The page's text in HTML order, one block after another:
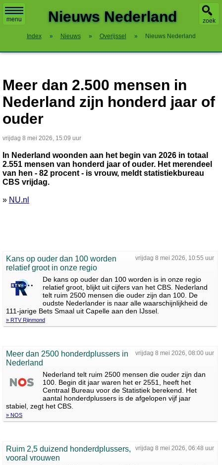
menu zoek
Nieuws Nederland
Index » Nieuws » Overijssel » Nieuws Nederland
Meer dan 2.500 mensen in
Nederland zijn honderd jaar of
ouder
vrijdag 8 mei 2026, 15:09 uur
In Nederland woonden aan het begin van 2026 in totaal
2.551 mensen van honderd jaar of ouder. Het merendeel
van hen - 82 procent - is vrouw, meldt statistiekbureau
CBS vrijdag.
» NU.nl
vrijdag 8 mei 2026, 10:55 uur
Kans op ouder dan 100 worden
relatief groot in onze regio
De kans op ouder dan 100 worden is in onze regio
relatief groot, blijkt uit cijfers van het CBS. Nederland
telt ruim 2500 mensen die ouder zijn dan 100. De
oudste Nederlander is naar alle waarschijnlijkheid de
111-jarige Bets Smaal uit Capelle aan den IJssel.
» RTV Rijnmond
vrijdag 8 mei 2026, 08:00 uur
Meer dan 2500 honderdplussers in
Nederland
Nederland telt ruim 2500 mensen die ouder zijn dan
100. Begin dit jaar waren het er 2551, heeft het
Centraal Bureau voor de Statistiek berekend. Het
aantal honderdplussers is de afgelopen vijf jaar
stabiel, zegt het CBS.
» NOS
vrijdag 8 mei 2026, 06:48 uur
Ruim 2,5 duizend honderdplussers,
vooral vrouwen